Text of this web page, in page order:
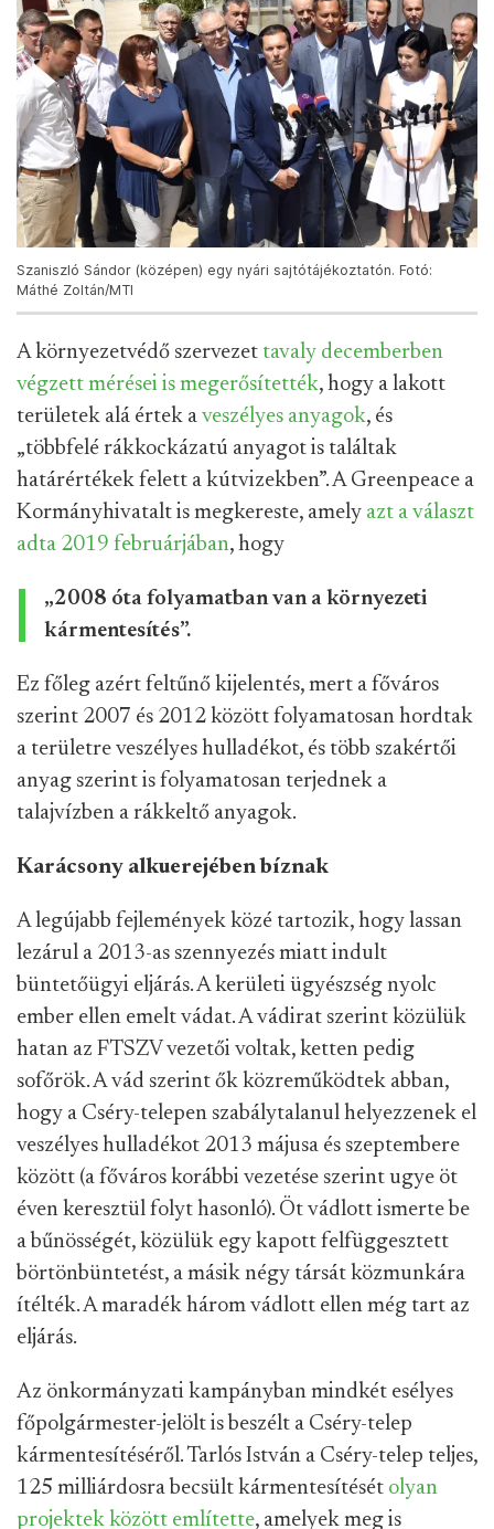
Szaniszló Sándor (középen) egy nyári sajtótájékoztatón. Fotó:
Máthé Zoltán/MTI
A környezetvédő szervezet tavaly decemberben
végzett mérései is megerősítették, hogy a lakott
területek alá értek a veszélyes anyagok, és
„többfelé rákkockázatú anyagot is találtak
határértékek felett a kútvizekben”. A Greenpeace a
Kormányhivatalt is megkereste, amely azt a választ
adta 2019 februárjában, hogy
„2008 óta folyamatban van a környezeti
kármentesítés”.
Ez főleg azért feltűnő kijelentés, mert a főváros
szerint 2007 és 2012 között folyamatosan hordtak
a területre veszélyes hulladékot, és több szakértői
anyag szerint is folyamatosan terjednek a
talajvízben a rákkeltő anyagok.
Karácsony alkuerejében bíznak
A legújabb fejlemények közé tartozik, hogy lassan
lezárul a 2013-as szennyezés miatt indult
büntetőügyi eljárás. A kerületi ügyészség nyolc
ember ellen emelt vádat. A vádirat szerint közülük
hatan az FTSZV vezetői voltak, ketten pedig
sofőrök. A vád szerint ők közreműködtek abban,
hogy a Cséry-telepen szabálytalanul helyezzenek el
veszélyes hulladékot 2013 májusa és szeptembere
között (a főváros korábbi vezetése szerint ugye öt
éven keresztül folyt hasonló). Öt vádlott ismerte be
a bűnösségét, közülük egy kapott felfüggesztett
börtönbüntetést, a másik négy társát közmunkára
ítélték. A maradék három vádlott ellen még tart az
eljárás.
Az önkormányzati kampányban mindkét esélyes
főpolgármester-jelölt is beszélt a Cséry-telep
kármentesítéséről. Tarlós István a Cséry-telep teljes,
125 milliárdosra becsült kármentesítését olyan
projektek között említette, amelyek meg is